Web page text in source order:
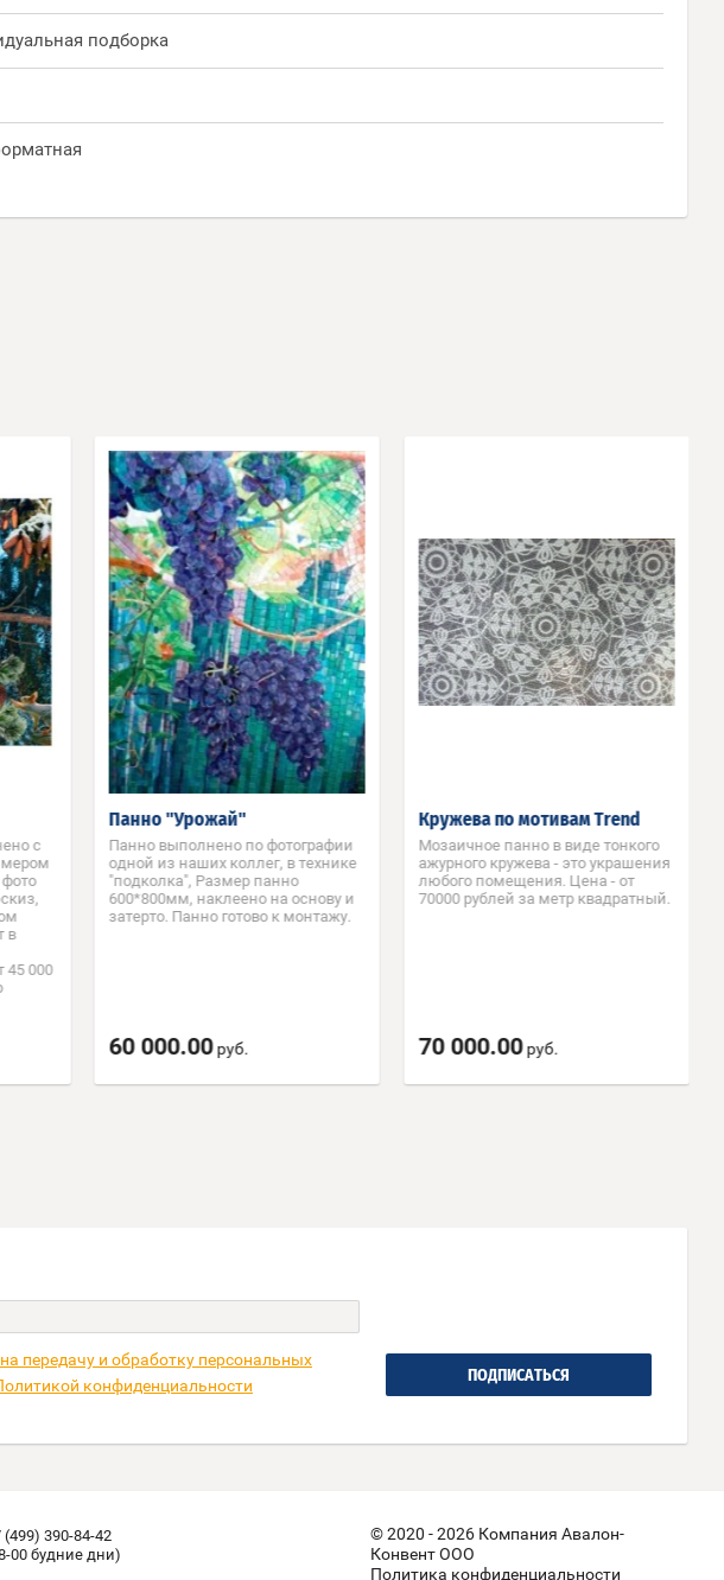
подборка
с
в
45 000
Панно "Урожай"
Панно выполнено по фотографии
одной из наших коллег, в технике
"подколка", Размер панно
600*800мм, наклеено на основу и
затерто. Панно готово к монтажу.
60 000.00руб.
Кружева по мотивам Trend
Мозаичное панно в виде тонкого
ажурного кружева - это украшения
любого помещения. Цена - от
70000 рублей за метр квадратный.
70 000.00руб.
передачу и обработку персональных
конфиденциальности ПОДПИСАТЬСЯ
390-84-42
00 будние дни)
© 2020 - 2026 Компания Авалон-
Конвент ООО
Политика конфиденциальности